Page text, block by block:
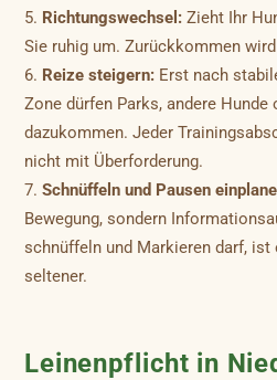
Richtungswechsel: Zieht Ihr
Sie ruhig um. Zurückkommen
Reize steigern: Erst nach
Zone dürfen Parks, andere Hunde
dazukommen. Jeder
nicht mit Überforderung.
Schnüffeln und Pausen
Bewegung, sondern
schnüffeln und Markieren darf, ist
seltener.
Leinenpflicht in